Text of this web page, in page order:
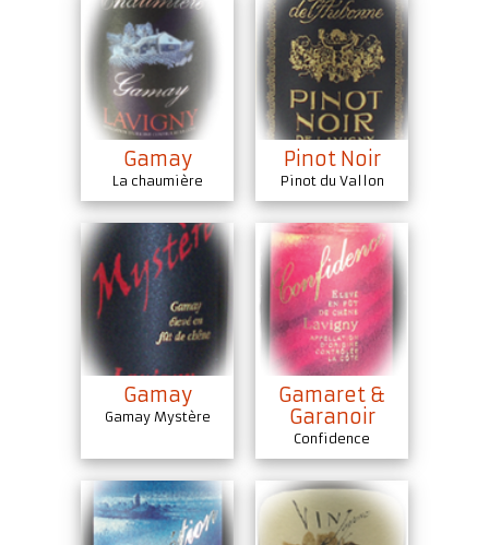
Gamay
La chaumière
Pinot Noir
Pinot du Vallon
Gamay
Gamay Mystère
Gamaret &
Garanoir
Confidence